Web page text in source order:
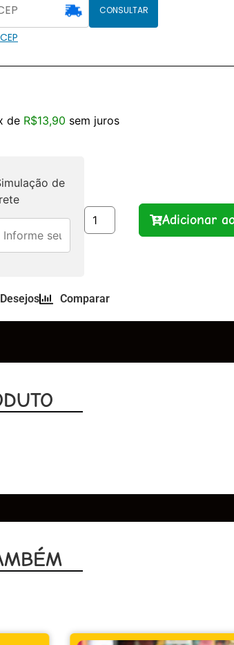
CONSULTAR
de R$13,90 sem juros
de
Adicionar
Comparar